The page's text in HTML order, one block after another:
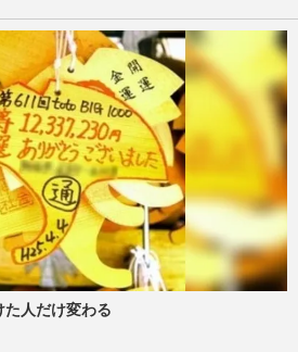
た人だけ変わる